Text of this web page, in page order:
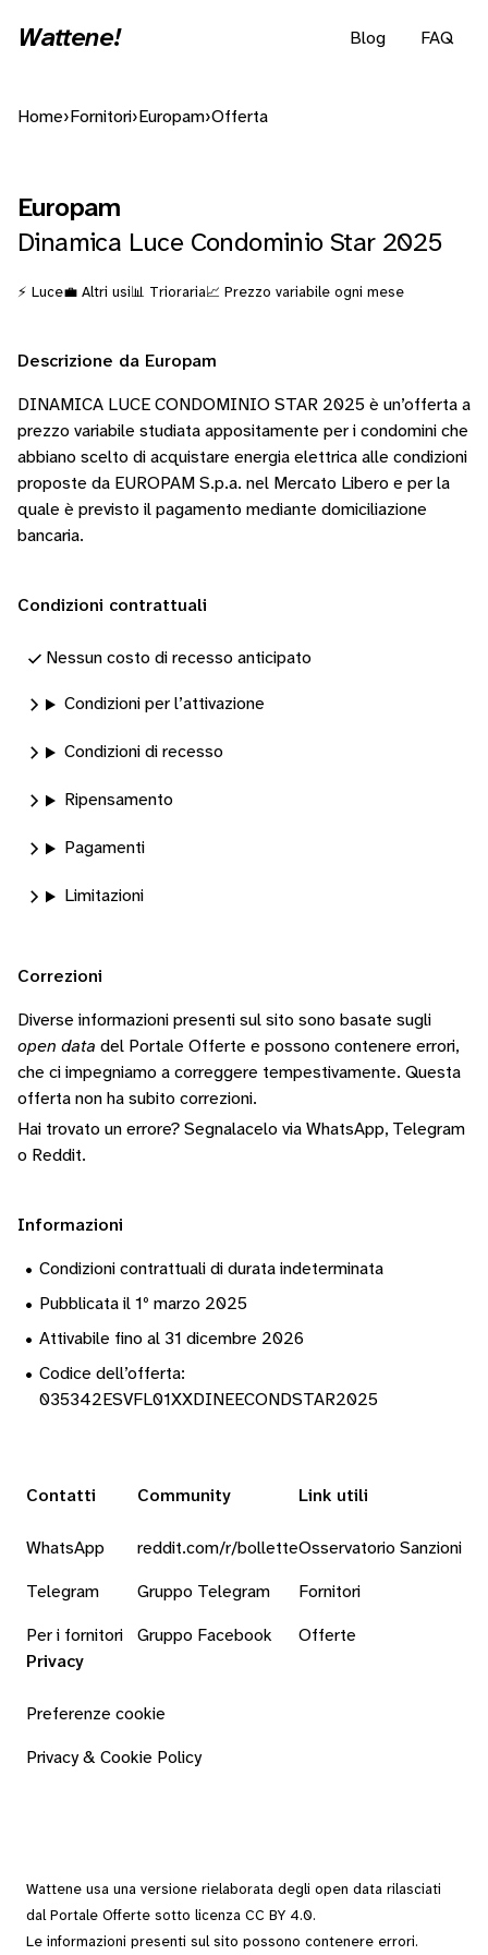
Wattene! Blog FAQ
Home› Fornitori› Europam›Offerta
Europam
Dinamica Luce Condominio Star 2025
⚡ Luce💼 Altri usi📊 Trioraria📈 Prezzo variabile ogni mese
Descrizione da Europam
DINAMICA LUCE CONDOMINIO STAR 2025 è un’offerta a
prezzo variabile studiata appositamente per i condomini che
abbiano scelto di acquistare energia elettrica alle condizioni
proposte da EUROPAM S.p.a. nel Mercato Libero e per la
quale è previsto il pagamento mediante domiciliazione
bancaria.
Condizioni contrattuali
Nessun costo di recesso anticipato
Condizioni per l’attivazione
Condizioni di recesso
Ripensamento
Pagamenti
Limitazioni
Correzioni
Diverse informazioni presenti sul sito sono basate sugli
open data del Portale Offerte e possono contenere errori,
che ci impegniamo a correggere tempestivamente. Questa
offerta non ha subito correzioni.
Hai trovato un errore? Segnalacelo via WhatsApp, Telegram
o Reddit.
Informazioni
• Condizioni contrattuali di durata indeterminata
• Pubblicata il 1º marzo 2025
• Attivabile fino al 31 dicembre 2026
• Codice dell’offerta:
035342ESVFL01XXDINEECONDSTAR2025
Contatti
WhatsApp
Telegram
Per i fornitori
Community
reddit.com/r/bollette
Gruppo Telegram
Gruppo Facebook
Link utili
Osservatorio Sanzioni
Fornitori
Offerte
Privacy
Preferenze cookie
Privacy & Cookie Policy
Wattene usa una versione rielaborata degli open data rilasciati
dal Portale Offerte sotto licenza CC BY 4.0.
Le informazioni presenti sul sito possono contenere errori.